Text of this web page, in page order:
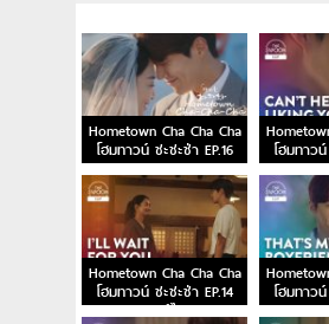
Hometown Cha Cha Cha
โฮมทาวน์ ชะชะช่า EP.16
ตอนจบ
โฮมทาว
พ
Hometown Cha Cha Cha
โฮมทาวน์ ชะชะช่า EP.14
พากย์ไทย
โฮมทาว
พ